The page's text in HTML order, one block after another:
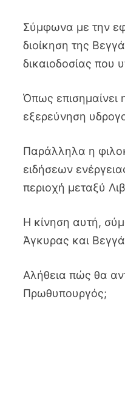
Σύμφωνα με την
διοίκηση της
δικαιοδοσίας που
Όπως επισημαίνει
εξερεύνηση
Παράλληλα η
ειδήσεων
περιοχή μεταξύ
Η κίνηση αυτή,
Άγκυρας και
Αλήθεια πώς θα
Πρωθυπουργός;